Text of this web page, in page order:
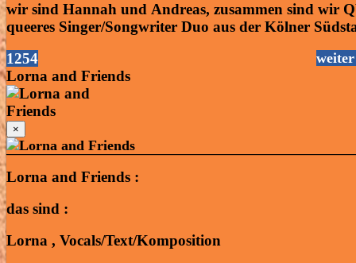
wir sind Hannah und Andreas, zusammen sind wir
queeres Singer/Songwriter Duo aus der Kölner
1254
weiter
Lorna and Friends
×
Lorna and Friends :
das sind :
Lorna , Vocals/Text/Komposition